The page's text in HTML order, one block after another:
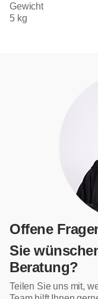
Gewicht
5 kg
Offene
Sie
Beratung?
Teilen Sie uns mit,